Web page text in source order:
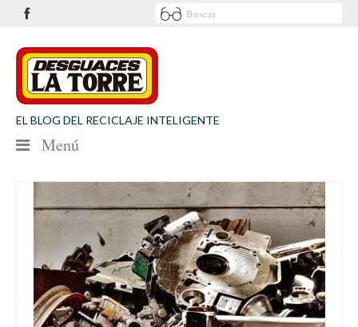
EL BLOG DEL RECICLAJE INTELIGENTE
Menú
NOTICIAS
SEGURIDAD VIAL
MEDIO AMBIENTE
PATROCINIOS
CONTACTO